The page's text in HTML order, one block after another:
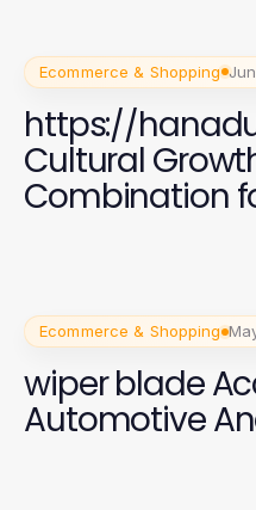
Ecommerce & Shopping
https://
Cultural
Combination
Ecommerce & Shopping
wiper blade
Automotive